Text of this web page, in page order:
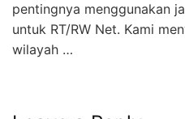
pentingnya menggunakan
untuk RT/RW Net. Kami
wilayah …